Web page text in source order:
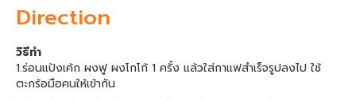
Direction
วิธีทำ
1.ร่อนแป้งเค้ก ผงฟู ผงโกโก้ 1 ครั้ง แล้วใส่กาแฟสำเร็จรูปลงไป ใช้
ตะกร้อมือคนให้เข้ากัน